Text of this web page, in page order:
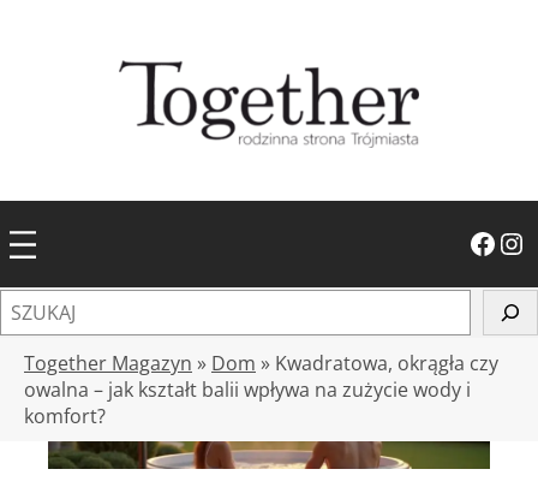
Facebook Instagram
z
Together Magazyn » Dom » Kwadratowa, okrągła czy
owalna – jak kształt balii wpływa na zużycie wody i
komfort?